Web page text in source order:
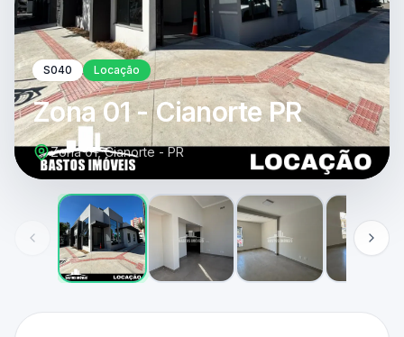
S040 Locação
Zona 01 - Cianorte PR
Zona 01, Cianorte - PR